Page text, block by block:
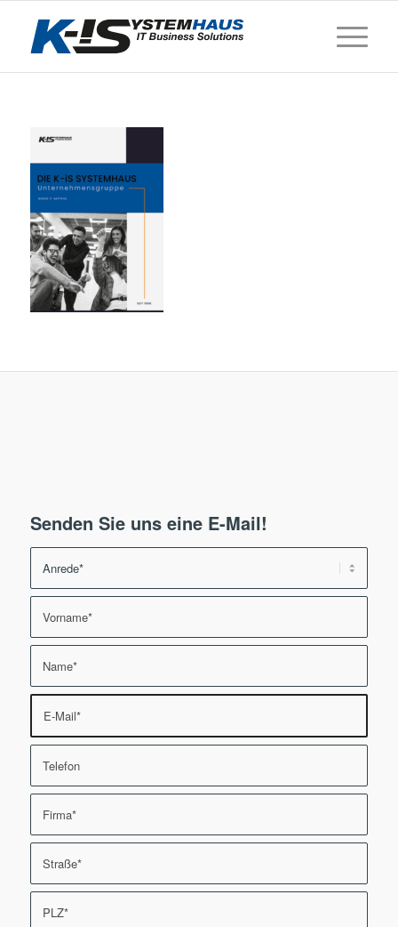
Senden Sie uns eine E-Mail!